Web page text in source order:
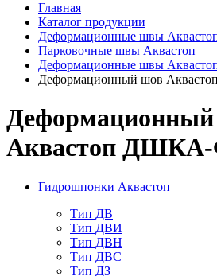
Главная
Каталог продукции
Деформационные швы
Парковочные швы Аквастоп
Деформационные швы
Деформационный шов
Аквастоп
Гидрошпонки Аквастоп
Тип ДВ
Тип ДВИ
Тип ДВН
Тип ДВС
Тип ДЗ